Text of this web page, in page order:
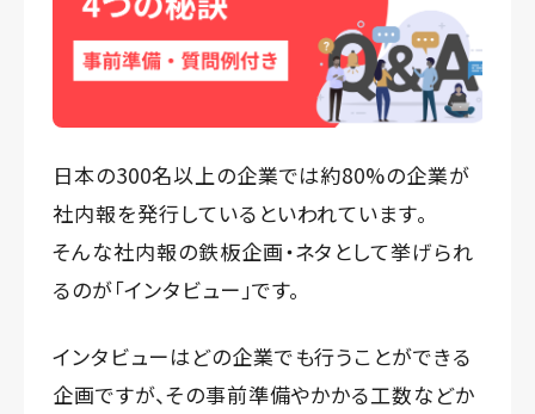
日本の300名以上の企業では約80%の企業が
社内報を発行しているといわれています。
そんな社内報の鉄板企画・ネタとして挙げられ
るのが「インタビュー」です。
インタビューはどの企業でも行うことができる
企画ですが、その事前準備やかかる工数などか